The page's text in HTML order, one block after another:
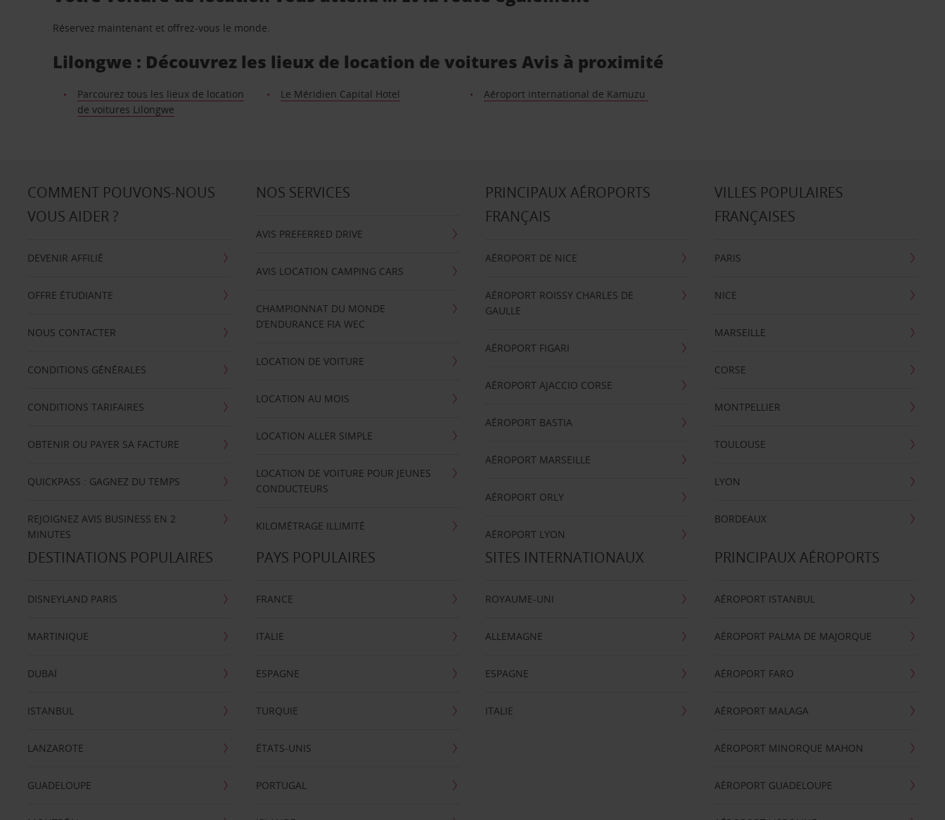
Réservez maintenant et offrez-vous le monde.
Lilongwe : Découvrez les lieux de location de voitures Avis à proximité
Parcourez tous les lieux de location
de voitures Lilongwe
Le Méridien Capital Hotel Aéroport international de Kamuzu
COMMENT POUVONS-NOUS
VOUS AIDER ?
DEVENIR AFFILIÉ
OFFRE ÉTUDIANTE
NOUS CONTACTER
CONDITIONS GÉNÉRALES
CONDITIONS TARIFAIRES
OBTENIR OU PAYER SA FACTURE
QUICKPASS : GAGNEZ DU TEMPS
REJOIGNEZ AVIS BUSINESS EN 2
MINUTES
NOS SERVICES
AVIS PREFERRED DRIVE
AVIS LOCATION CAMPING CARS
CHAMPIONNAT DU MONDE
D’ENDURANCE FIA WEC
LOCATION DE VOITURE
LOCATION AU MOIS
LOCATION ALLER SIMPLE
LOCATION DE VOITURE POUR JEUNES
CONDUCTEURS
KILOMÉTRAGE ILLIMITÉ
PRINCIPAUX AÉROPORTS
FRANÇAIS
AÉROPORT DE NICE
AÉROPORT ROISSY CHARLES DE
GAULLE
AÉROPORT FIGARI
AÉROPORT AJACCIO CORSE
AÉROPORT BASTIA
AÉROPORT MARSEILLE
AÉROPORT ORLY
AÉROPORT LYON
VILLES POPULAIRES
FRANÇAISES
PARIS
NICE
MARSEILLE
CORSE
MONTPELLIER
TOULOUSE
LYON
BORDEAUX
DESTINATIONS POPULAIRES
DISNEYLAND PARIS
MARTINIQUE
DUBAÏ
ISTANBUL
LANZAROTE
GUADELOUPE
PAYS POPULAIRES
FRANCE
ITALIE
ESPAGNE
TURQUIE
ÉTATS-UNIS
PORTUGAL
SITES INTERNATIONAUX
ROYAUME-UNI
ALLEMAGNE
ESPAGNE
ITALIE
PRINCIPAUX AÉROPORTS
AÉROPORT ISTANBUL
AÉROPORT PALMA DE MAJORQUE
AÉROPORT FARO
AÉROPORT MALAGA
AÉROPORT MINORQUE MAHON
AÉROPORT GUADELOUPE